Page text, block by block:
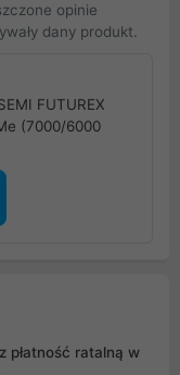
opinie
dany produkt.
FUTUREX
(7000/6000
płatność ratalną w